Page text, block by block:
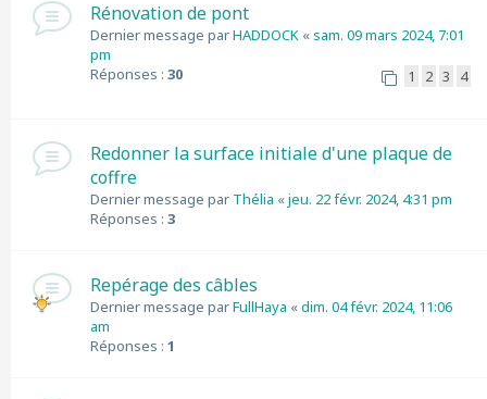
Rénovation de pont
Dernier message parHADDOCK «sam. 09 mars 2024, 7:01
pm
Réponses : 30 1 2 3 4
Redonner la surface initiale d'une plaque de
coffre
Dernier message par Thélia «jeu. 22 févr. 2024, 4:31 pm
Réponses : 3
Repérage des câbles
Dernier message parFullHaya «dim. 04 févr. 2024, 11:06
am
Réponses : 1